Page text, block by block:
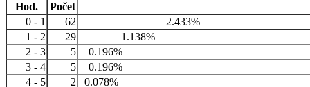
Hod.
Počet
0 - 1
62
2.433%
1 - 2
29
1.138%
2 - 3
5
0.196%
3 - 4
5
0.196%
4 - 5
2
0.078%